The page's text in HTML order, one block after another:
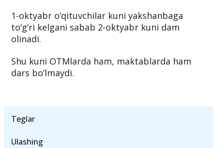
1-oktyabr o‘qituvchilar kuni yakshanbaga
to‘g‘ri kelgani sabab 2-oktyabr kuni dam
olinadi.
Shu kuni OTMlarda ham, maktablarda ham
dars bo‘lmaydi.
Teglar
Ulashing